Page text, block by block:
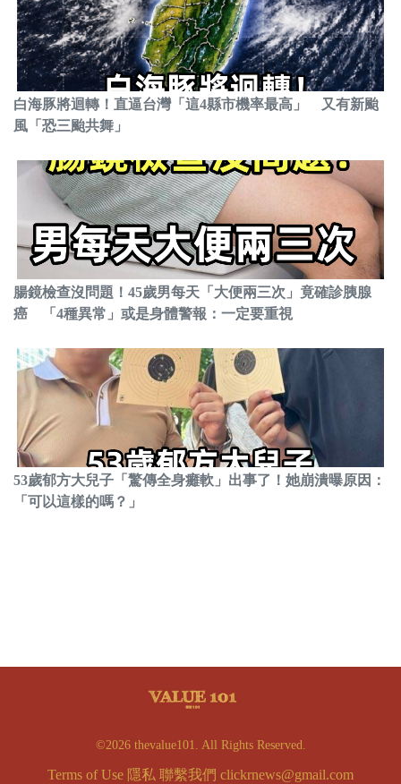
白海豚將迴轉！直逼台灣「這4縣市機率最高」 又有新颱
風「恐三颱共舞」
腸鏡檢查沒問題！45歲男每天「大便兩三次」竟確診胰腺
癌 「4種異常」或是身體警報：一定要重視
53歲郁方大兒子「驚傳全身癱軟」出事了！她崩潰曝原因：
「可以這樣的嗎？」
©2026 thevalue101. All Rights Reserved.
Terms of Use 隱私 聯繫我們 clickrnews@gmail.com